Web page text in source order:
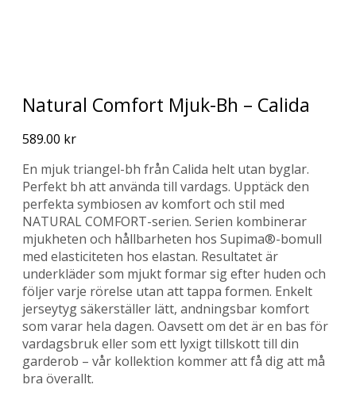
Natural Comfort Mjuk-Bh – Calida
589.00 kr
En mjuk triangel-bh från Calida helt utan byglar.
Perfekt bh att använda till vardags. Upptäck den
perfekta symbiosen av komfort och stil med
NATURAL COMFORT-serien. Serien kombinerar
mjukheten och hållbarheten hos Supima®-bomull
med elasticiteten hos elastan. Resultatet är
underkläder som mjukt formar sig efter huden och
följer varje rörelse utan att tappa formen. Enkelt
jerseytyg säkerställer lätt, andningsbar komfort
som varar hela dagen. Oavsett om det är en bas för
vardagsbruk eller som ett lyxigt tillskott till din
garderob – vår kollektion kommer att få dig att må
bra överallt.